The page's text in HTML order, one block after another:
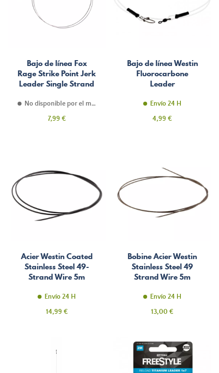
Bajo de línea Fox
Rage Strike Point Jerk
Leader Single Strand
No disponible por el momento
Precio
7,99 €
Bajo de línea Westin
Fluorocarbone
Leader
Envío 24 H
Precio
4,99 €
Acier Westin Coated
Stainless Steel 49-
Strand Wire 5m
Envío 24 H
Precio
14,99 €
Bobine Acier Westin
Stainless Steel 49
Strand Wire 5m
Envío 24 H
Precio
13,00 €